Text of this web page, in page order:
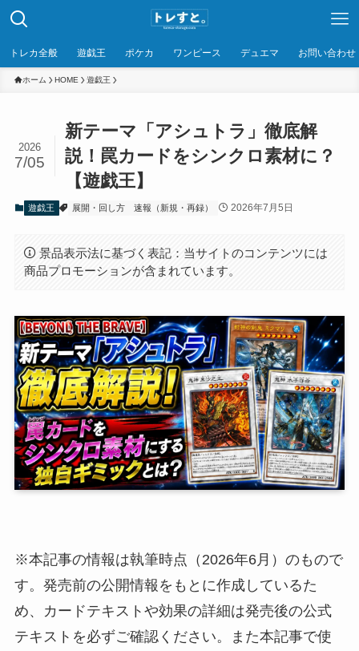
トレカ全般 遊戯王 ポケカ ワンピース デュエマ お問い合わせ
ホーム HOME 遊戯王
新テーマ「アシュトラ」徹底解
説！罠カードをシンクロ素材に？
【遊戯王】
2026
7/05
遊戯王 展開・回し方 速報（新規・再録） 2026年7月5日
景品表示法に基づく表記：当サイトのコンテンツには
商品プロモーションが含まれています。
※本記事の情報は執筆時点（2026年6月）のもので
す。発売前の公開情報をもとに作成しているた
め、カードテキストや効果の詳細は発売後の公式
テキストを必ずご確認ください。また本記事で使